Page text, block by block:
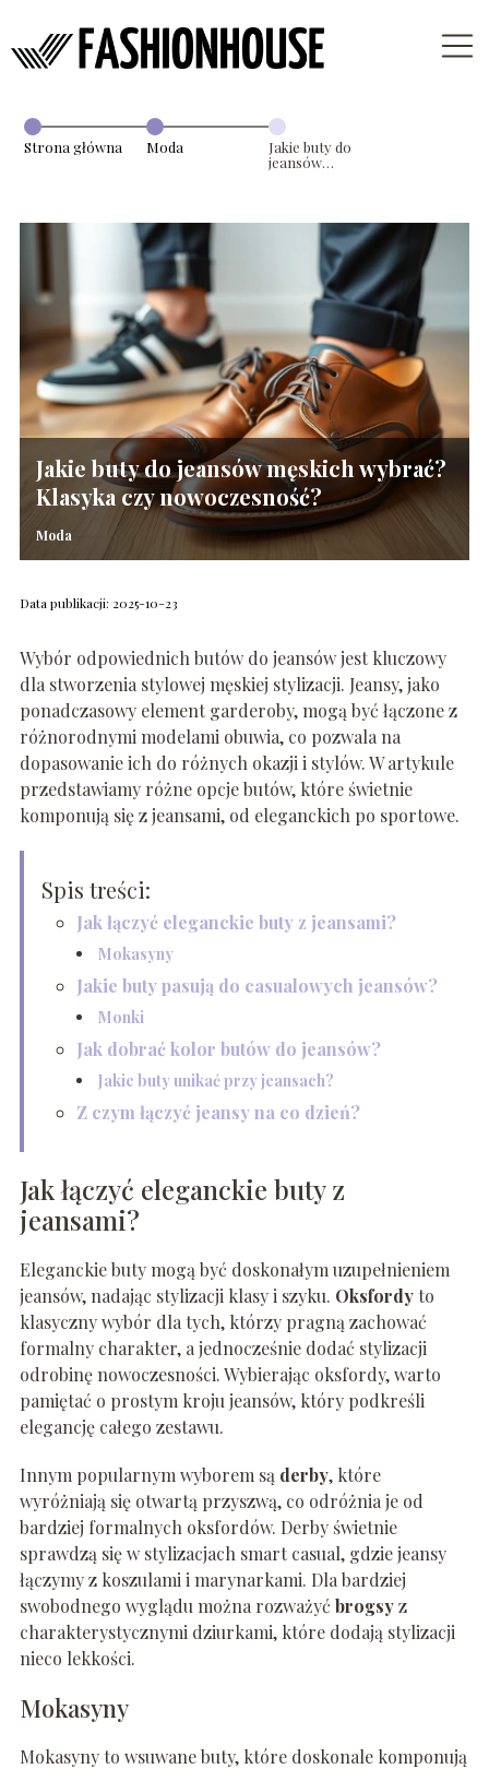
Strona główna Moda
Jakie buty do
jeansów
nowoczesność?
Jakie buty do jeansów męskich wybrać?
Klasyka czy nowoczesność?
Moda
Data publikacji: 2025-10-23
Wybór odpowiednich butów do jeansów jest kluczowy
dla stworzenia stylowej męskiej stylizacji. Jeansy, jako
ponadczasowy element garderoby, mogą być łączone z
różnorodnymi modelami obuwia, co pozwala na
dopasowanie ich do różnych okazji i stylów. W artykule
przedstawiamy różne opcje butów, które świetnie
komponują się z jeansami, od eleganckich po sportowe.
Spis treści:
Jak łączyć eleganckie buty z jeansami?
Mokasyny
Jakie buty pasują do casualowych jeansów?
Monki
Jak dobrać kolor butów do jeansów?
Jakie buty unikać przy jeansach?
Z czym łączyć jeansy na co dzień?
Jak łączyć eleganckie buty z
jeansami?
Eleganckie buty mogą być doskonałym uzupełnieniem
jeansów, nadając stylizacji klasy i szyku. Oksfordyto
klasyczny wybór dla tych, którzy pragną zachować
formalny charakter, a jednocześnie dodać stylizacji
odrobinę nowoczesności. Wybierając oksfordy, warto
pamiętać o prostym kroju jeansów, który podkreśli
elegancję całego zestawu.
Innym popularnym wyborem są derby, które
wyróżniają się otwartą przyszwą, co odróżnia je od
bardziej formalnych oksfordów. Derby świetnie
sprawdzą się w stylizacjach smart casual, gdzie jeansy
łączymy z koszulami i marynarkami. Dla bardziej
swobodnego wyglądu można rozważyć brogsyz
charakterystycznymi dziurkami, które dodają stylizacji
nieco lekkości.
Mokasyny
Mokasyny to wsuwane buty, które doskonale komponują